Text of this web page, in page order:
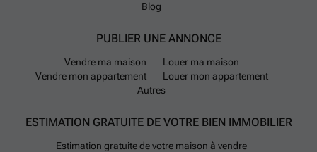
Au niveau services, Aalter propose un réseau éducatif
ainsi que secondaires). Pour les achats quotidiens,
plusieurs supermarchés sont installés sur la
incluent deux stations pour recharger les véhicules
Blog
PUBLIER UNE ANNONCE
Vendre ma maison
Louer ma maison
Vendre mon appartement
Louer mon appartement
Autres
ESTIMATION GRATUITE DE VOTRE BIEN IMMOBILIER
Estimation gratuite de votre maison à vendre